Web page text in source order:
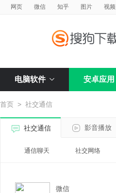
网页 微信 知乎 图片 视频
电脑软件 安卓应用
首页 > 社交通信
社交通信 影音播放
通信聊天 社交网络
微信